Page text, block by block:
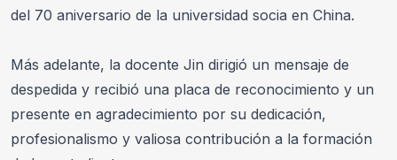
del 70 aniversario de la universidad socia en China.
Más adelante, la docente Jin dirigió un mensaje de
despedida y recibió una placa de reconocimiento y un
presente en agradecimiento por su dedicación,
profesionalismo y valiosa contribución a la formación